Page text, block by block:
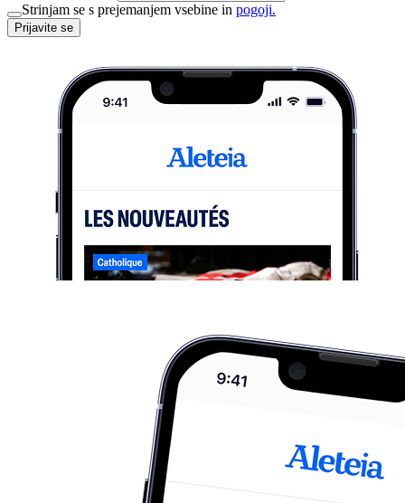
Strinjam se s prejemanjem vsebine in pogoji.
Prijavite se